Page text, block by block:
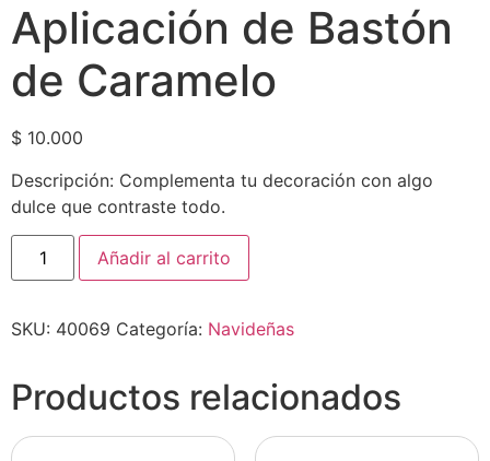
Aplicación de Bastón
de Caramelo
$ 10.000
Descripción: Complementa tu decoración con algo
dulce que contraste todo.
Añadir al carrito
SKU: 40069 Categoría: Navideñas
Productos relacionados